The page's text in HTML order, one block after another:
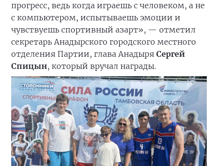
прогресс, ведь когда играешь с человеком, а не
с компьютером, испытываешь эмоции и
чувствуешь спортивный азарт», — отметил
секретарь Анадырского городского местного
отделения Партии, глава Анадыря Сергей
Спицын, который вручал награды.